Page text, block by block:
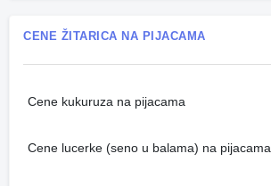
CENE ŽITARICA NA PIJACAMA
Cene kukuruza na pijacama
Cene lucerke (seno u balama) na pijacama